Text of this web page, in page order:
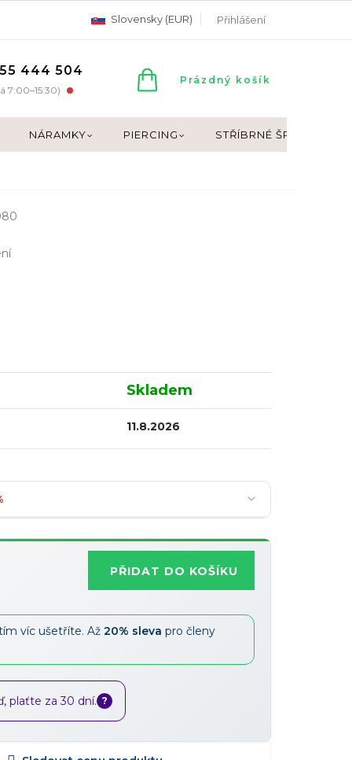
Slovensky (EUR) Přihlášení
444 504
7:00–15:30)
NÁKUPNÍ
Prázdný košík
NÁRAMKY PIERCING STŘÍBRNÉ ŠPERKY
Skladem
11.8.2026
Nejoblíbenější
PŘIDAT DO KOŠÍKU
víc ušetříte. Až 20% sleva pro členy
plaťte za 30 dní. ?